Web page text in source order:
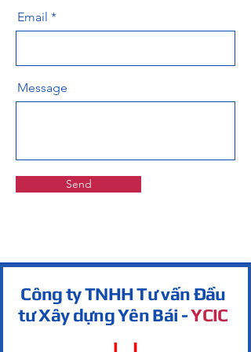
Email
Message
Send
Công ty TNHH Tư vấn Đầu
tư Xây dựng Yên Bái -YCIC